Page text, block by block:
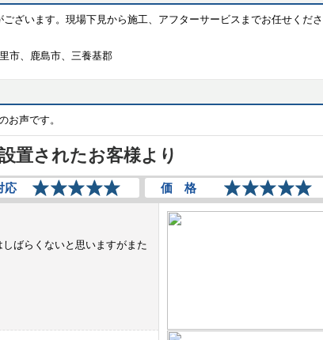
ざいます。現場下見から施工、アフターサービスまでお任せくださ
市、鹿島市、三養基郡
お声です。
置されたお客様より
応 価 格
ばらくないと思いますがまた